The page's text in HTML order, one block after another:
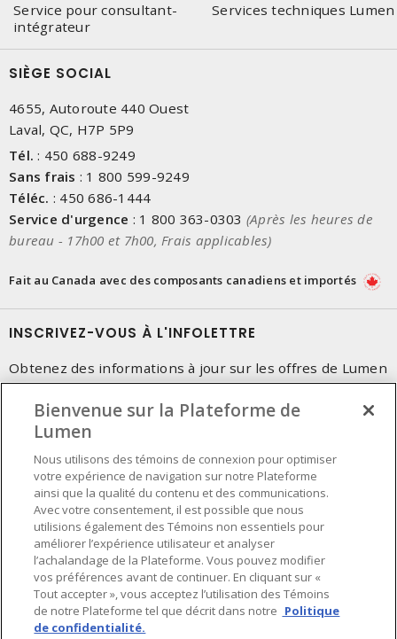
Service pour consultant-
intégrateur
Services techniques Lumen
SIÈGE SOCIAL
4655, Autoroute 440 Ouest
Laval, QC, H7P 5P9
Tél. : 450 688-9249
Sans frais : 1 800 599-9249
Téléc. : 450 686-1444
Service d'urgence : 1 800 363-0303 (Après les heures de
bureau - 17h00 et 7h00, Frais applicables)
Fait au Canada avec des composants canadiens et importés
INSCRIVEZ-VOUS À L'INFOLETTRE
Obtenez des informations à jour sur les offres de Lumen
Préférences en matière de cookies
Bienvenue sur la Plateforme de
Lumen
Nous utilisons des témoins de connexion pour optimiser
votre expérience de navigation sur notre Plateforme
ainsi que la qualité du contenu et des communications.
Avec votre consentement, il est possible que nous
utilisions également des Témoins non essentiels pour
améliorer l’expérience utilisateur et analyser
l’achalandage de la Plateforme. Vous pouvez modifier
vos préférences avant de continuer. En cliquant sur «
Tout accepter », vous acceptez l’utilisation des Témoins
de notre Plateforme tel que décrit dans notre Politique
de confidentialité.